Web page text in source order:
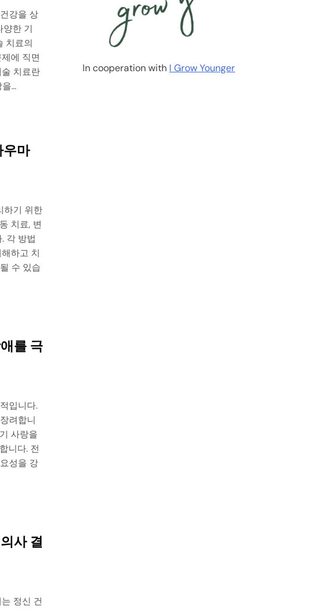
강을 상
양한 기
치료의
에 직면
치료란
을…
우마
하기 위한
치료, 변
각 방법
하고 치
수 있습
를 극
입니다.
려합니
사랑을
니다. 전
성을 강
사 결
정신 건
In cooperation with I Grow Younger